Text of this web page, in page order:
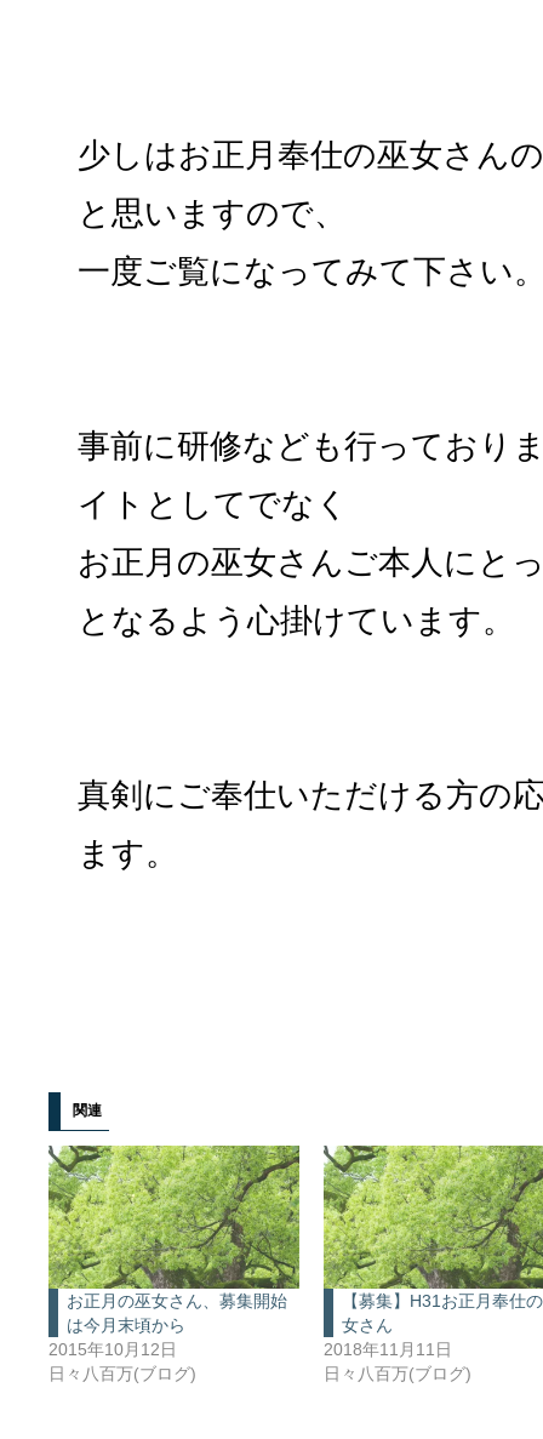
少しはお正月奉仕の巫女さん
と思いますので、
一度ご覧になってみて下さい
事前に研修なども行っており
イトとしてでなく
お正月の巫女さんご本人にと
となるよう心掛けています。
真剣にご奉仕いただける方の
ます。
関連
お正月の巫女さん、募集開始
は今月末頃から
2015年10月12日
日々八百万(ブログ)
【募集】H31お正月奉仕
女さん
2018年11月11日
日々八百万(ブログ)